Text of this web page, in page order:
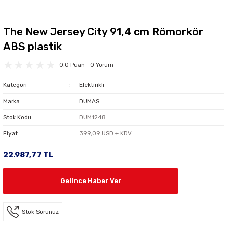
The New Jersey City 91,4 cm Römorkör
ABS plastik
0.0 Puan - 0 Yorum
Kategori Elektirikli
Marka DUMAS
Stok Kodu DUM1248
Fiyat 399,09 USD + KDV
22.987,77 TL
Gelince Haber Ver
Stok Sorunuz